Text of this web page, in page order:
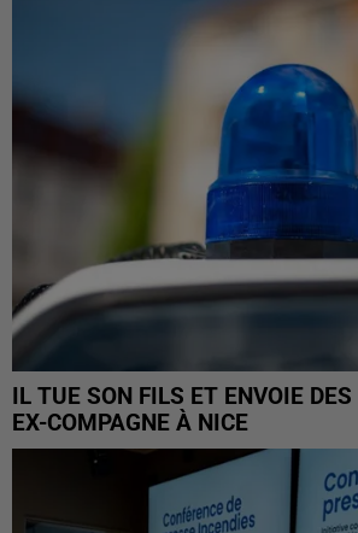
IL TUE SON FILS ET ENVOIE
EX-COMPAGNE À NICE